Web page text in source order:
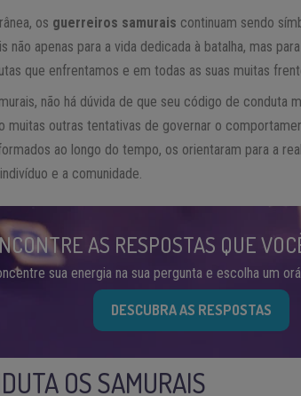
os guerreiros samurais continuam sendo
​​não apenas para a vida dedicada à batalha, mas
que enfrentamos e em todas as suas muitas
não há dúvida de que seu código de conduta
muitas outras tentativas de governar o
ao longo do tempo, os orientaram para a
e a comunidade.
AS RESPOSTAS QUE
sua energia na sua pergunta e escolha um
DESCUBRA AS RESPOSTAS
OS SAMURAIS